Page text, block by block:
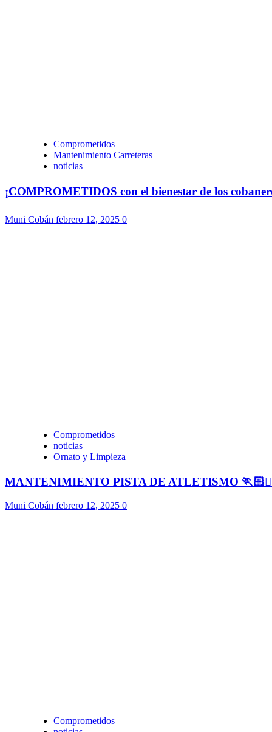
Comprometidos
Mantenimiento Carreteras
noticias
¡COMPROMETIDOS con el bienestar de los
Muni Cobán febrero 12, 2025 0
Comprometidos
noticias
Ornato y Limpieza
MANTENIMIENTO PISTA DE ATLETISMO
Muni Cobán febrero 12, 2025 0
Comprometidos